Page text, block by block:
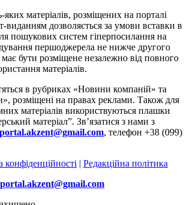
матеріалів, розміщених на порталі
виданням дозволяється за умови вставки в
пошукових систем гіперпосилання на
першоджерела не нижче другого
бути розміщене незалежно від повного
матеріалів.
в рубриках «Новини компаній» та
розміщені на правах реклами. Також для
матеріалів використвуються плашки
матеріал”. Зв’язатися з нами з
portal.akzent@gmail.com, телефон +38 (099)
конфіденційності | Редакційна політика
portal.akzent@gmail.com